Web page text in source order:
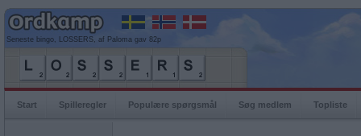
Seneste bingo, LOSSERS, af Paloma gav 82p
Start Spilleregler Populære spørgsmål Søg medlem Topliste